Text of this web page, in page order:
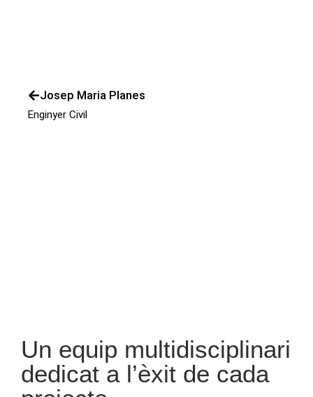
Josep Maria Planes
Enginyer Civil
Un equip multidisciplinari
dedicat a l’èxit de cada